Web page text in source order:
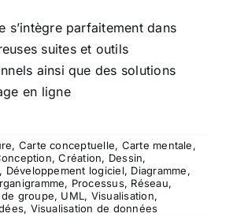
s’intègre parfaitement dans
suites et outils
ainsi que des solutions
en ligne
, Carte conceptuelle, Carte mentale,
,Création, Dessin,
, Développement logiciel, Diagramme,
, Processus, Réseau,
de groupe, UML, Visualisation,
, Visualisation de données